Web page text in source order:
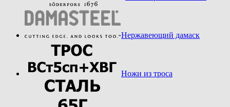
Нержавеющий дамаск
Ножи из троса